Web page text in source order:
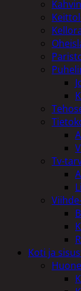
Tv-
Koti ja